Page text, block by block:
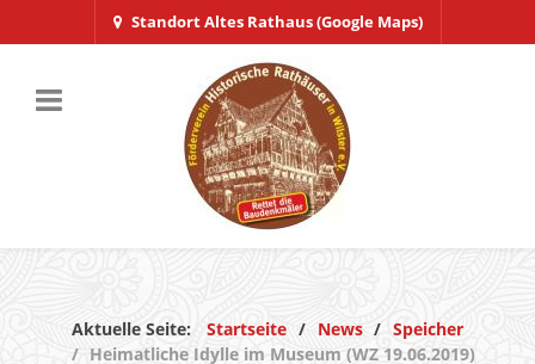
Standort Altes Rathaus (Google Maps)
Aktuelle Seite: Startseite News
Speicher
Heimatliche Idylle im Museum (WZ 19.06.2019)